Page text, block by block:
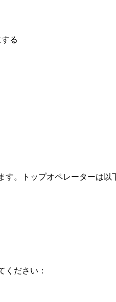
る
す。トップオペレーターは以
ください：